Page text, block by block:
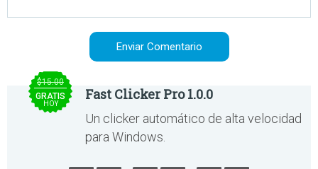
$15.00
GRATIS
HOY
Fast Clicker Pro 1.0.0
Un clicker automático de alta velocidad
para Windows.